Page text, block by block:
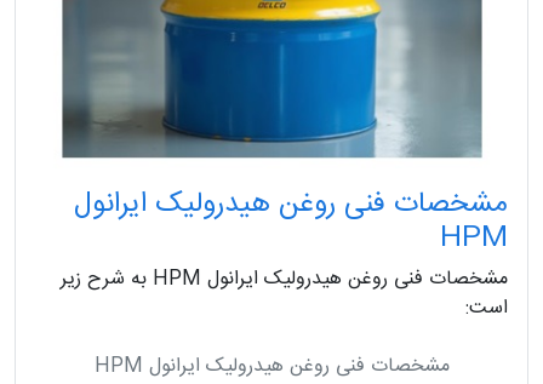
مشخصات فنی روغن هیدرولیک ایرانول
HPM
مشخصات فنی روغن هیدرولیک ایرانول HPM به شرح زیر
است:
مشخصات فنی روغن هیدرولیک ایرانول HPM